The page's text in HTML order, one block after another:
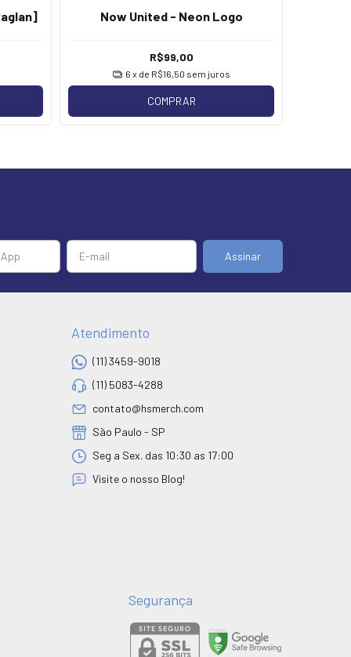
Now United - Neon Logo
R$99,00
6 x de R$16,50 sem juros
COMPRAR
Atendimento
(11) 3459-9018
(11) 5083-4288
contato@hsmerch.com
São Paulo - SP
Seg a Sex. das 10:30 as 17:00
Visite o nosso Blog!
Segurança